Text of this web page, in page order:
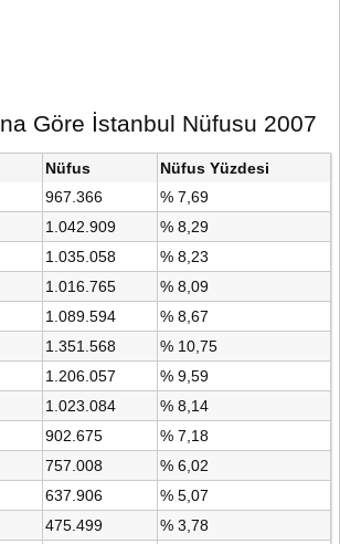
Göre İstanbul Nüfusu 2007
Nüfus
Nüfus Yüzdesi
967.366
% 7,69
1.042.909
% 8,29
1.035.058
% 8,23
1.016.765
% 8,09
1.089.594
% 8,67
1.351.568
% 10,75
1.206.057
% 9,59
1.023.084
% 8,14
902.675
% 7,18
757.008
% 6,02
637.906
% 5,07
475.499
% 3,78